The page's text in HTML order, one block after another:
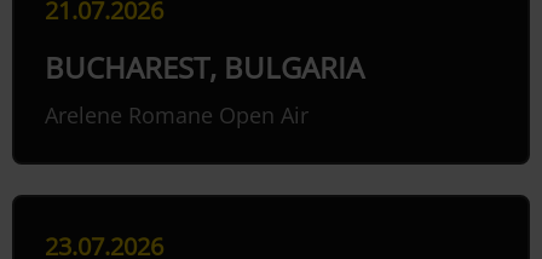
21.07.2026
BUCHAREST, BULGARIA
Arelene Romane Open Air
23.07.2026